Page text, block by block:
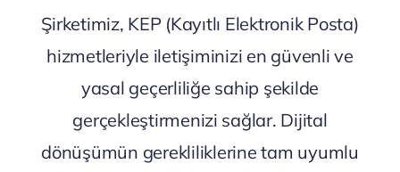
Şirketimiz, KEP (Kayıtlı Elektronik Posta)
hizmetleriyle iletişiminizi en güvenli ve
yasal geçerliliğe sahip şekilde
gerçekleştirmenizi sağlar. Dijital
dönüşümün gerekliliklerine tam uyumlu